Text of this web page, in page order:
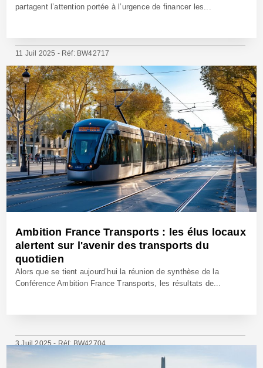
partagent l’attention portée à l’urgence de financer les...
11 Juil 2025 - Réf: BW42717
Ambition France Transports : les élus locaux
alertent sur l'avenir des transports du
quotidien
Alors que se tient aujourd’hui la réunion de synthèse de la
Conférence Ambition France Transports, les résultats de...
3 Juil 2025 - Réf: BW42704